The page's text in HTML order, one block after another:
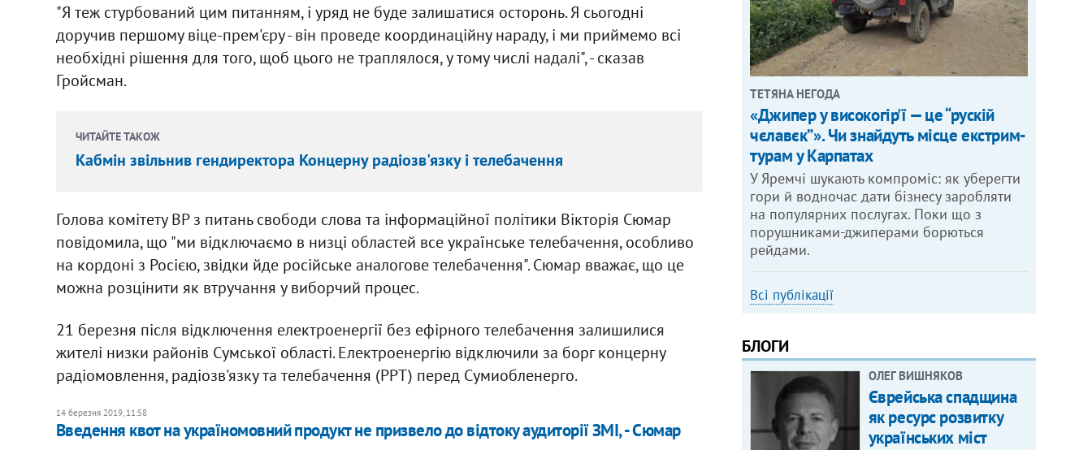
"Я теж стурбований цим питанням, і уряд не буде залишатися осторонь. Я сьогодні
доручив першому віце-прем'єру - він проведе координаційну нараду, і ми приймемо всі
необхідні рішення для того, щоб цього не траплялося, у тому числі надалі", - сказав
Гройсман.
ЧИТАЙТЕ ТАКОЖ
Кабмін звільнив гендиректора Концерну радіозв'язку і телебачення
Голова комітету ВР з питань свободи слова та інформаційної політики Вікторія Сюмар
повідомила, що "ми відключаємо в низці областей все українське телебачення, особливо
на кордоні з Росією, звідки йде російське аналогове телебачення". Сюмар вважає, що це
можна розцінити як втручання у виборчий процес.
21 березня після відключення електроенергії без ефірного телебачення залишилися
жителі низки районів Сумської області. Електроенергію відключили за борг концерну
радіомовлення, радіозв'язку та телебачення (РРТ) перед Сумиобленерго.
14 березня 2019, 11:58
Введення квот на україномовний продукт не призвело до відтоку аудиторії ЗМІ, - Сюмар
ТЕТЯНА НЕГОДА
«Джипер у високогір'ї — це “рускій
чєлавєк”». Чи знайдуть місце екстрим-
турам у Карпатах
У Яремчі шукають компроміс: як уберегти
гори й водночас дати бізнесу заробляти
на популярних послугах. Поки що з
порушниками-джиперами борються
рейдами.
Всі публікації
БЛОГИ
ОЛЕГ ВИШНЯКОВ
Єврейська спадщина
як ресурс розвитку
українських міст